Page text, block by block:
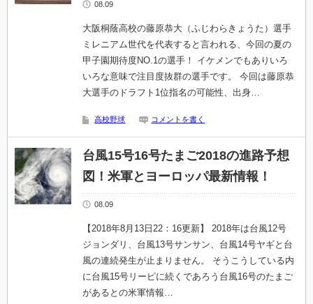
08.09
大阪桐蔭高校の藤原恭大（ふじわらきょうた）選手
ミレニアム世代を代表すると言われる、今回の夏の
甲子園期待度NO.1の選手！ イケメンでもありいろ
いろな意味で注目度抜群の選手です。 今回は藤原恭
大選手のドラフト1位指名の可能性、出身…
高校野球 コメントを書く
台風15号16号たまご2018の進路予想
図！米軍とヨーロッパ最新情報！
08.09
【2018年8月13日22：16更新】 2018年は台風12号
ジョンダリ、台風13号サンサン、台風14号ヤギと台
風の連続発生が止まりません。 そうこうしている内
に台風15号リーピに続くであろう台風16号のたまご
があるとの米軍情報…